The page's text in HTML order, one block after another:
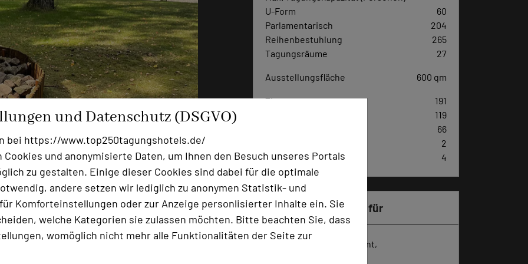
und Datenschutz (DSGVO)
bei https://www.top250tagungshotels.de/
und anonymisierte Daten, um Ihnen den Besuch unseres Portals
zu gestalten. Einige dieser Cookies sind dabei für die optimale
andere setzen wir lediglich zu anonymen Statistik- und
Komforteinstellungen oder zur Anzeige personlisierter Inhalte ein. Sie
welche Kategorien sie zulassen möchten. Bitte beachten Sie, dass
womöglich nicht mehr alle Funktionalitäten der Seite zur
Foto: Hotel Park Soltau
dass der Klimawandel unser aller
Tagung in unserem Hause sicher
einzelnen Tag dazu beitragen. Ihre
gelingt es uns, Ihnen einen
Wert auf die gewisse
So verantworten wir seit dem
U-Form
60
Parlamentarisch
204
Reihenbestuhlung
265
Tagungsräume
27
Ausstellungsfläche 600 qm
Zimmer
191
119
66
2
Familienzimmer
4
Besonders geeignet für
Seminar, Konferenz, Event,